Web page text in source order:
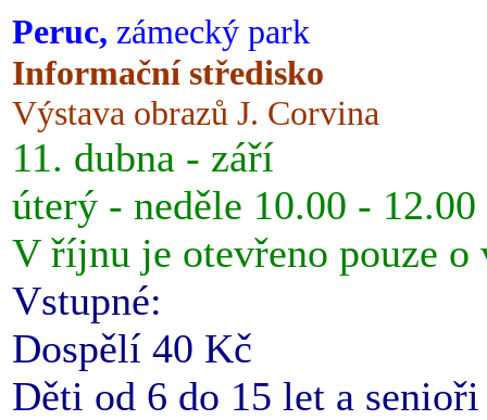
Peruc, zámecký park
Informační středisko
Výstava obrazů J. Corvina
11. dubna - září
úterý - neděle 10.00 -
V říjnu je otevřeno pouze o
Vstupné:
Dospělí 40 Kč
Děti od 6 do 15 let a